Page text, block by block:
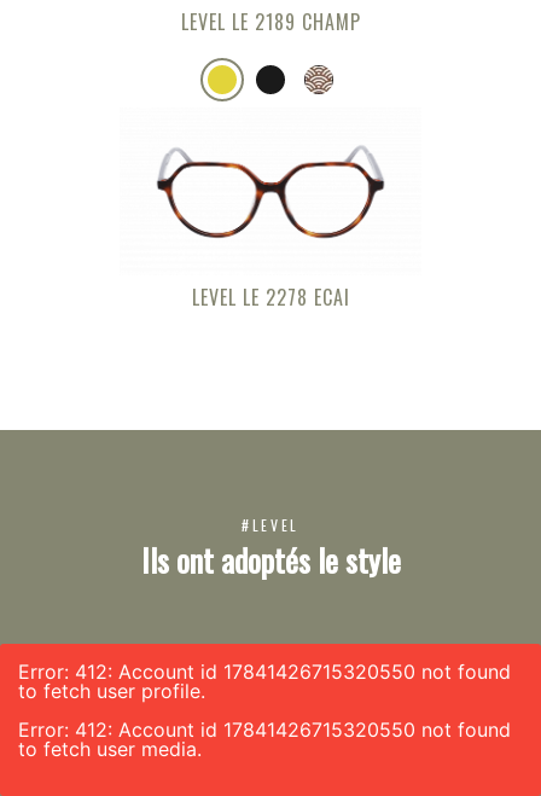
LEVEL LE 2189 CHAMP
LEVEL LE 2278 ECAI
#LEVEL
Ils ont adoptés le style
Error: 412: Account id 17841426715320550 not found
to fetch user profile.
Error: 412: Account id 17841426715320550 not found
to fetch user media.